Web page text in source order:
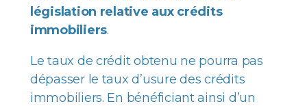
législation relative aux crédits
immobiliers.
Le taux de crédit obtenu ne pourra pas
dépasser le taux d’usure des crédits
immobiliers. En bénéficiant ainsi d’un